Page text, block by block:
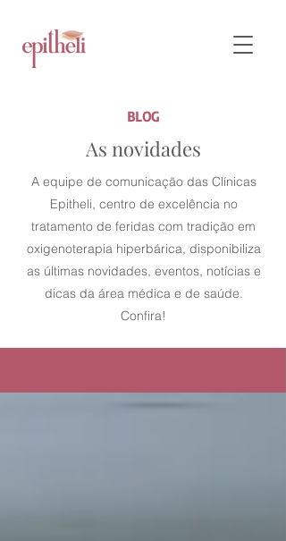
BLOG
As novidades
A equipe de comunicação das Clínicas
Epitheli, centro de excelência no
tratamento de feridas com tradição em
oxigenoterapia hiperbárica, disponibiliza
as últimas novidades, eventos, notícias e
dicas da área médica e de saúde.
Confira!